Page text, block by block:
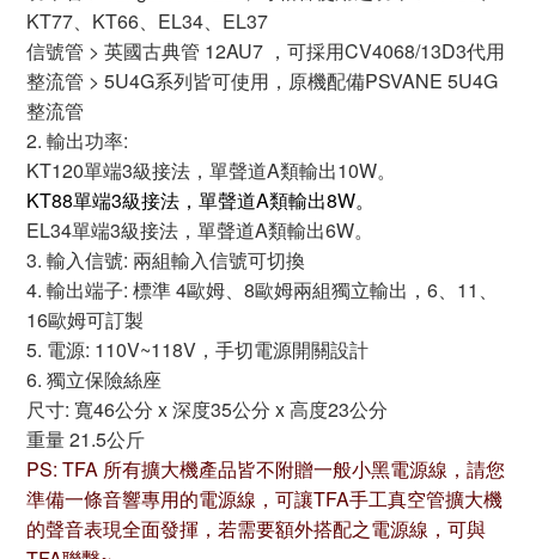
KT77、KT66、EL34、EL37
信號管 > 英國古典管 12AU7 ，可採用CV4068/13D3代用
整流管 > 5U4G系列皆可使用，原機配備PSVANE 5U4G
整流管
2. 輸出功率:
KT120單端3級接法，單聲道A類輸出10W。
KT88單端3級接法，單聲道A類輸出8W。
EL34單端3級接法，單聲道A類輸出6W。
3. 輸入信號: 兩組輸入信號可切換
4. 輸出端子: 標準 4歐姆、8歐姆兩組獨立輸出，6、11、
16歐姆可訂製
5. 電源: 110V~118V，手切電源開關設計
6. 獨立保險絲座
尺寸: 寬46公分 x 深度35公分 x 高度23公分
重量 21.5公斤
PS: TFA 所有擴大機產品皆不附贈一般小黑電源線，請您
準備一條音響專用的電源線，可讓TFA手工真空管擴大機
的聲音表現全面發揮，若需要額外搭配之電源線，可與